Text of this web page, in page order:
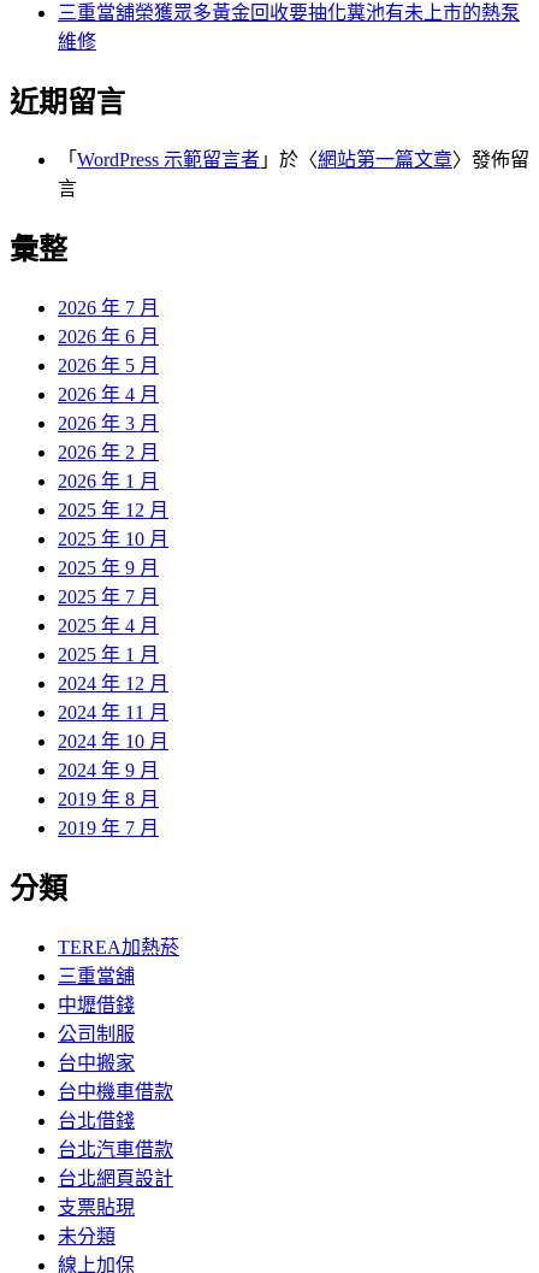
三重當舖榮獲眾多黃金回收要抽化糞池有未上市的熱泵
維修
近期留言
「 WordPress 示範留言者 」於〈網站第一篇文章〉發佈留
言
彙整
2026 年 7 月
2026 年 6 月
2026 年 5 月
2026 年 4 月
2026 年 3 月
2026 年 2 月
2026 年 1 月
2025 年 12 月
2025 年 10 月
2025 年 9 月
2025 年 7 月
2025 年 4 月
2025 年 1 月
2024 年 12 月
2024 年 11 月
2024 年 10 月
2024 年 9 月
2019 年 8 月
2019 年 7 月
分類
TEREA加熱菸
三重當舖
中壢借錢
公司制服
台中搬家
台中機車借款
台北借錢
台北汽車借款
台北網頁設計
支票貼現
未分類
線上加保